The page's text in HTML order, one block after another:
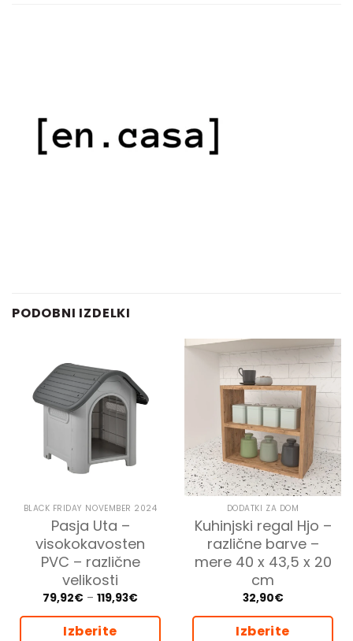
PODOBNI IZDELKI
BLACK FRIDAY NOVEMBER 2024
Pasja Uta –
visokokavosten
PVC – različne
velikosti
79,92€ – 119,93€Cenovni
od
Izberite
DODATKI ZA DOM
Kuhinjski regal Hjo –
različne barve –
mere 40 x 43,5 x 20
cm
32,90€
Izberite